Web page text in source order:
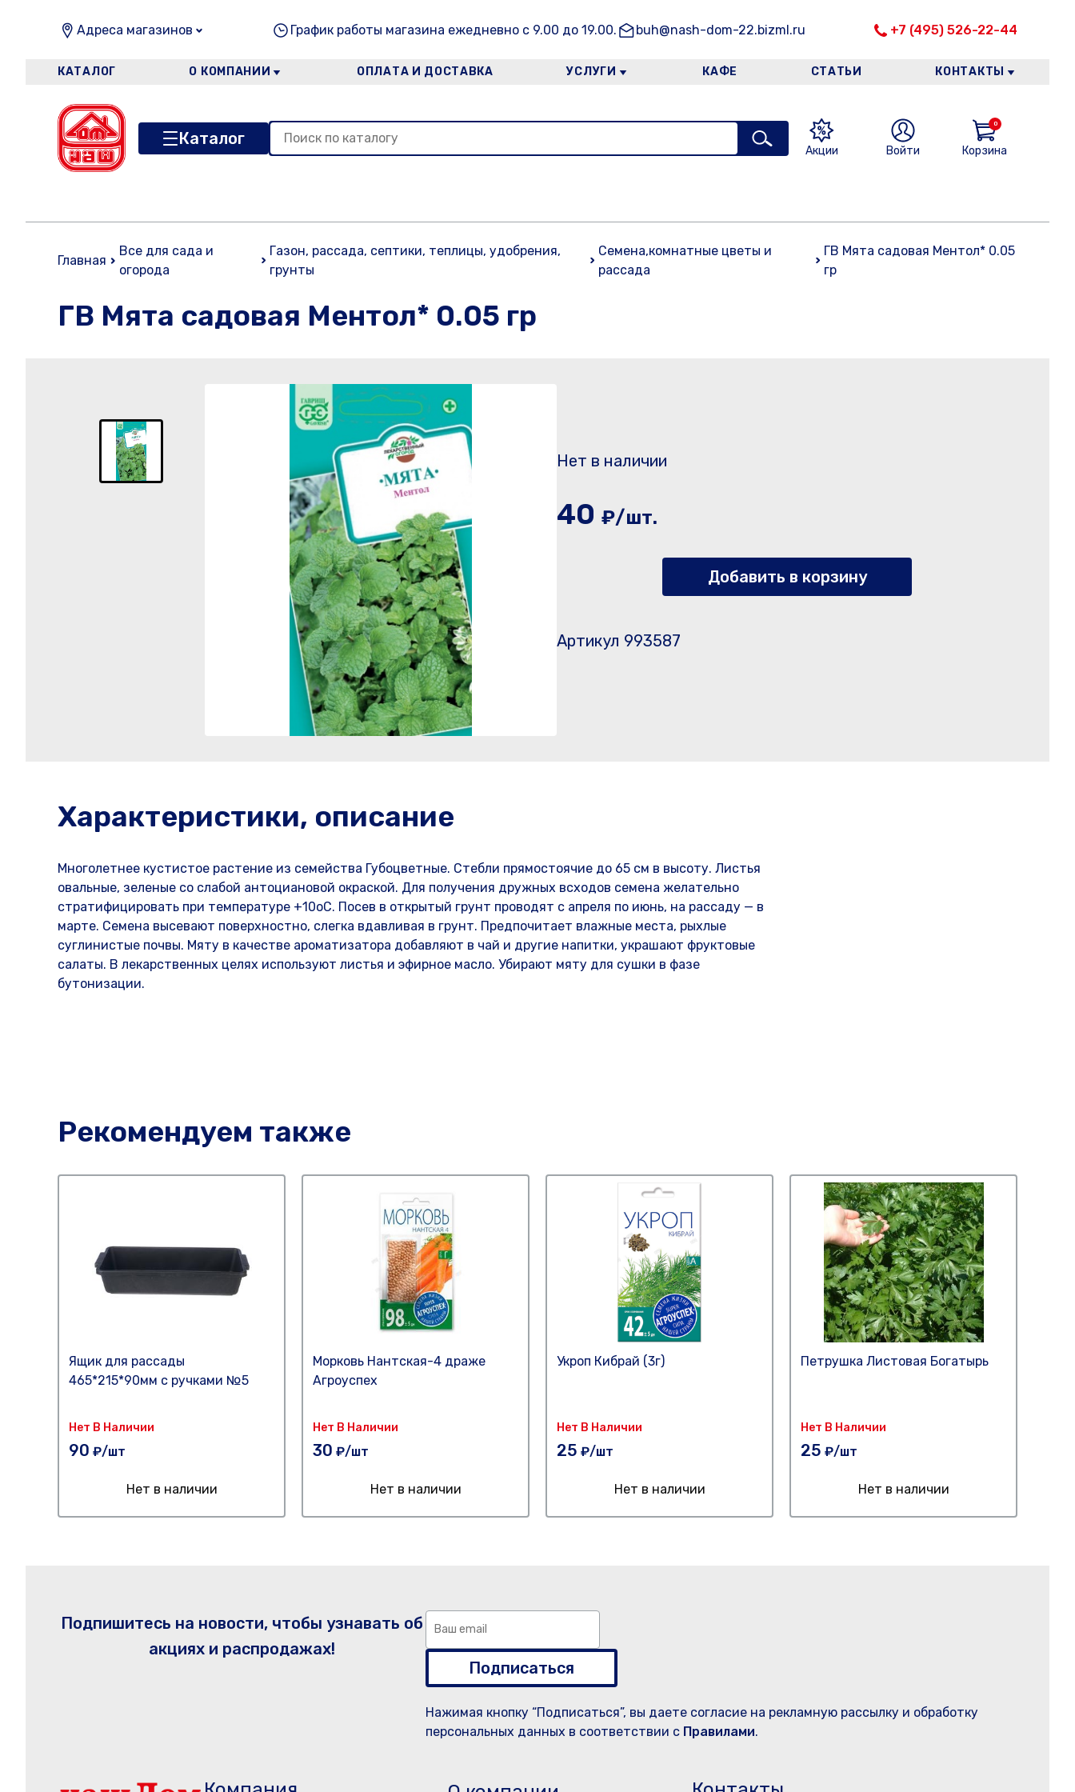
Адреса магазинов График работы магазина ежедневно с 9.00 до 19.00. buh@nash-dom-22.bizml.ru +7 (495) 526-22-44
КАТАЛОГ О КОМПАНИИ ОПЛАТА И ДОСТАВКА УСЛУГИ КАФЕ СТАТЬИ КОНТАКТЫ
Каталог
Акции Войти Корзина
0
Главная
Все для сада и
огорода
Газон, рассада, септики, теплицы, удобрения,
грунты
Семена,комнатные цветы и
рассада
ГВ Мята садовая Ментол* 0.05
гр
ГВ Мята садовая Ментол* 0.05 гр
Нет в наличии
40 ₽/шт.
Добавить в корзину
Артикул 993587
Характеристики, описание
Многолетнее кустистое растение из семейства Губоцветные. Стебли прямостоячие до 65 см в высоту. Листья
овальные, зеленые со слабой антоциановой окраской. Для получения дружных всходов семена желательно
стратифицировать при температуре +10оС. Посев в открытый грунт проводят с апреля по июнь, на рассаду — в
марте. Семена высевают поверхностно, слегка вдавливая в грунт. Предпочитает влажные места, рыхлые
суглинистые почвы. Мяту в качестве ароматизатора добавляют в чай и другие напитки, украшают фруктовые
салаты. В лекарственных целях используют листья и эфирное масло. Убирают мяту для сушки в фазе
бутонизации.
Рекомендуем также
Ящик для рассады
465*215*90мм с ручками №5
Нет В Наличии
90 ₽/шт
Нет в наличии
Морковь Нантская-4 драже
Агроуспех
Нет В Наличии
30 ₽/шт
Нет в наличии
Укроп Кибрай (3г)
Нет В Наличии
25 ₽/шт
Нет в наличии
Петрушка Листовая Богатырь
Нет В Наличии
25 ₽/шт
Нет в наличии
Подпишитесь на новости, чтобы узнавать об
акциях и распродажах!
Подписаться
Нажимая кнопку “Подписаться”, вы даете согласие на рекламную рассылку и обработку
персональных данных в соответствии с Правилами.